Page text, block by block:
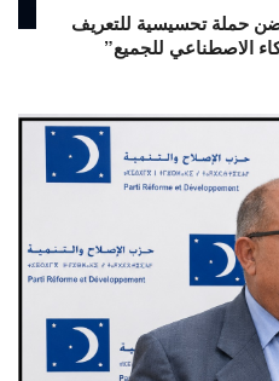
حملة تحسيسية للتعريف
الاصطناعي للجميع”